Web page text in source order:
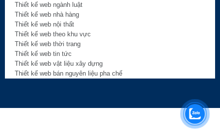
Thiết kế web ngành luật
Thiết kế web nhà hàng
Thiết kế web nội thất
Thiết kế web theo khu vực
Thiết kế web thời trang
Thiết kế web tin tức
Thiết kế web vật liệu xây dựng
Thiết kế web bán nguyên liệu pha chế